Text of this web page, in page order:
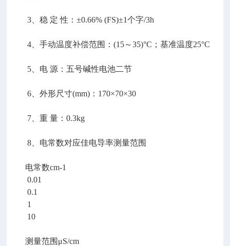
3、稳 定 性：±0.66% (FS)±1个字/3h
4、手动温度补偿范围：(15～35)°C；基准温度25°C
5、电 源：五号碱性电池二节
6、外形尺寸(mm)：170×70×30
7、重 量：0.3kg
8、电常数对应佳电导率测量范围
电常数cm-1
0.01
0.1
1
10
测量范围μS/cm